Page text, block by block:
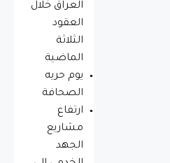
العراق خلال
العقود
الثلاثة
الماضية
يوم حريه
الصحافة
ارتفاع
مشاريع
الجهد